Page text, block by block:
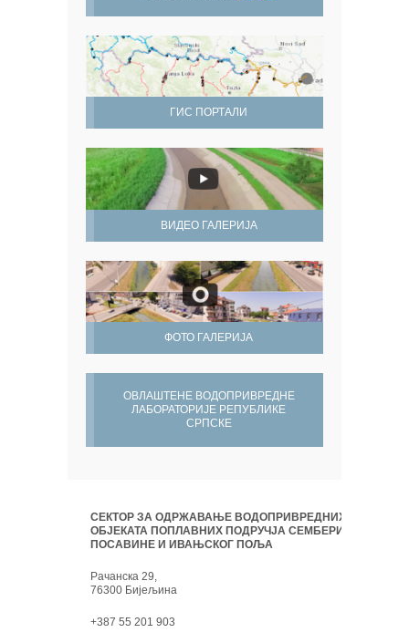
ГИС ПОРТАЛИ
ВИДЕО ГАЛЕРИЈА
ФОТО ГАЛЕРИЈА
ОВЛАШТЕНЕ ВОДОПРИВРЕДНЕ
ЛАБОРАТОРИЈЕ РЕПУБЛИКЕ
СРПСКЕ
СЕКТОР ЗА ОДРЖАВАЊЕ ВОДОПРИВРЕДНИХ
ОБЈЕКАТА ПОПЛАВНИХ ПОДРУЧЈА СЕМБЕРИЈЕ,
ПОСАВИНЕ И ИВАЊСКОГ ПОЉА
Рачанска 29,
76300 Бијељина
+387 55 201 903